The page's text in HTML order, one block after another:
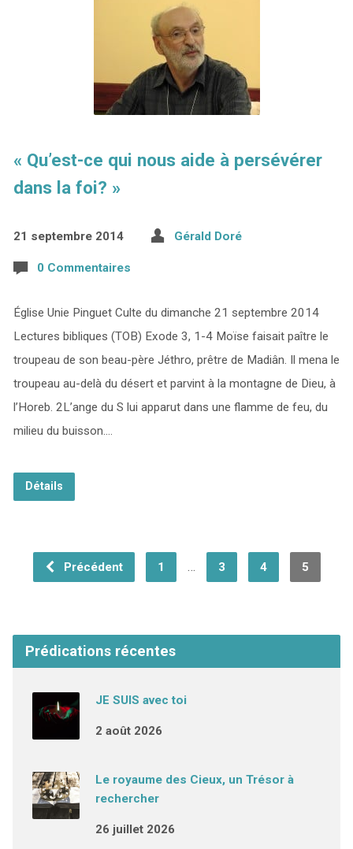
« Qu’est-ce qui nous aide à persévérer
dans la foi? »
21 septembre 2014 Gérald Doré
0 Commentaires
Église Unie Pinguet Culte du dimanche 21 septembre 2014
Lectures bibliques (TOB) Exode 3, 1-4 Moïse faisait paître le
troupeau de son beau-père Jéthro, prêtre de Madiân. Il mena le
troupeau au-delà du désert et parvint à la montagne de Dieu, à
l’Horeb. 2L’ange du S lui apparut dans une flamme de feu, du
milieu du buisson.…
Détails
Précédent 1 … 3 4 5
Prédications récentes
JE SUIS avec toi
2 août 2026
Le royaume des Cieux, un Trésor à
rechercher
26 juillet 2026